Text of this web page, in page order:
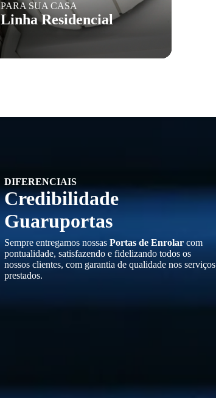
PARA SUA CASA
Linha Residencial
DIFERENCIAIS
Credibilidade
Guaruportas
Sempre entregamos nossas Portas de Enrolar com
pontualidade, satisfazendo e fidelizando todos os
nossos clientes, com garantia de qualidade nos serviços
prestados.